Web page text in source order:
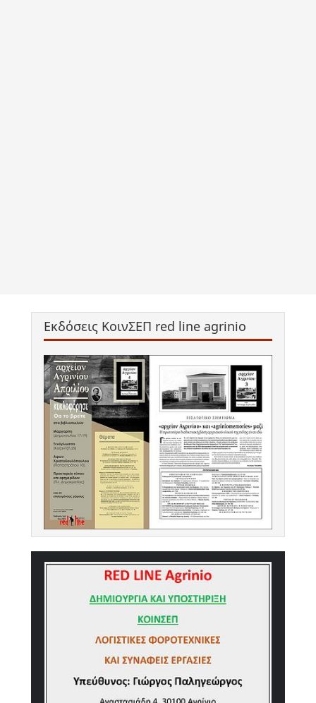
Εκδόσεις ΚοινΣΕΠ red line agrinio